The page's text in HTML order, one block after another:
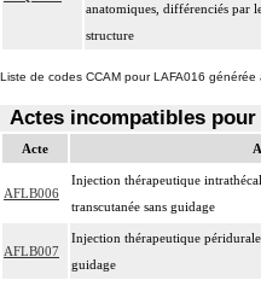
anatomiques, différenciés par
structure
Liste de codes CCAM pour LAFA016
Actes incompatibles pour
Acte
AFLB006
Injection thérapeutique
transcutanée sans guidage
AFLB007
Injection thérapeutique
guidage